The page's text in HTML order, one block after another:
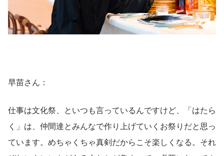
早苗さん：
仕事は文化祭、といつも言っているんですけど、「はたら
く」は、仲間達とみんなで作り上げていくお祭りだと思っ
ています。めちゃくちゃ真剣だからこそ楽しくなる。それ